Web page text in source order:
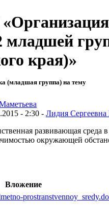
младшей
края)»
(младшая группа) на тему
- 2:30 - Лидия Сергеевна
развивающая среда
окружающей
Вложение